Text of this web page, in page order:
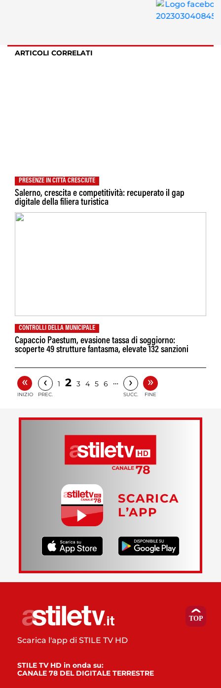
ARTICOLI CORRELATI
PRESENZE IN CITTÀ CRESCIUTE
Salerno, crescita e competitività: recuperato il gap
digitale della filiera turistica
CONTROLLI DELLA MUNICIPALE
Capaccio Paestum, evasione tassa di soggiorno:
scoperte 49 strutture fantasma, elevate 132 sanzioni
«
INIZIO
‹
PREC.
1 2 3 4 5 6 … ›
SUCC.
»
FINE
SCARICA
L’APP
Scarica l'app di STILE TV HD
STILE TV HD in onda su:
CANALE 78 DEL DIGITALE TERRESTRE